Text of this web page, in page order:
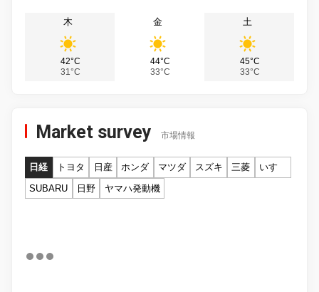
木
42°C
31°C
金
44°C
33°C
土
45°C
33°C
Market survey 市場情報
日経 トヨタ 日産 ホンダ マツダ スズキ 三菱
いすゞ
SUBARU
日野 ヤマハ発動機